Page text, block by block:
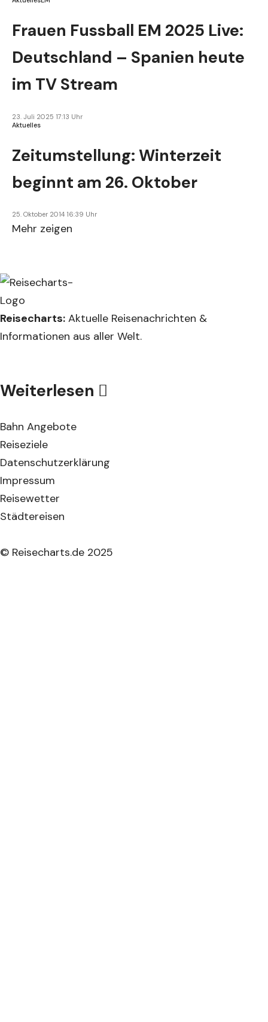
Frauen Fussball EM 2025 Live:
Deutschland – Spanien heute
im TV Stream
23. Juli 2025 17:13 Uhr
Aktuelles
Zeitumstellung: Winterzeit
beginnt am 26. Oktober
25. Oktober 2014 16:39 Uhr
Mehr zeigen
Reisecharts: Aktuelle Reisenachrichten &
Informationen aus aller Welt.
Weiterlesen
Bahn Angebote
Reiseziele
Datenschutzerklärung
Impressum
Reisewetter
Städtereisen
© Reisecharts.de 2025